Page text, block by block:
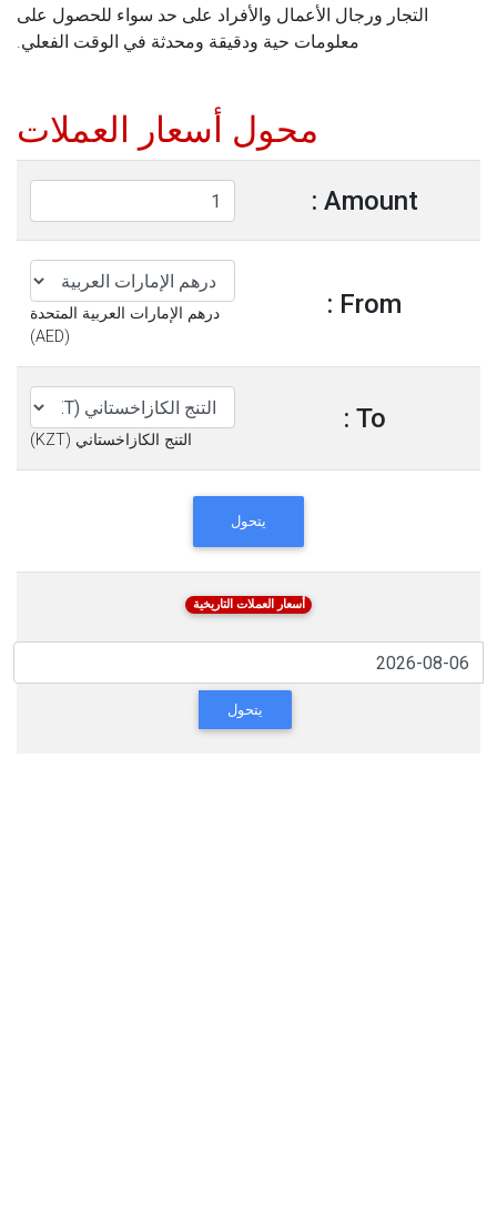
التجار ورجال الأعمال والأفراد على حد سواء للحصول على
معلومات حية ودقيقة ومحدثة في الوقت الفعلي.
محول أسعار العملات
Amount :
From :
درهم الإمارات العربية المتحدة
(AED)
To :
التنج الكازاخستاني (KZT)
يتحول
أسعار العملات التاريخية
يتحول